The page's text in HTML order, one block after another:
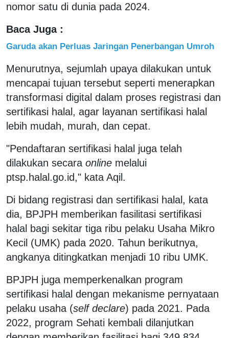
nomor satu di dunia pada 2024.
Baca Juga :
Garuda akan Perluas Jaringan Penerbangan Umroh
Menurutnya, sejumlah upaya dilakukan untuk
mencapai tujuan tersebut seperti menerapkan
transformasi digital dalam proses registrasi dan
sertifikasi halal, agar layanan sertifikasi halal
lebih mudah, murah, dan cepat.
"Pendaftaran sertifikasi halal juga telah
dilakukan secara online melalui
ptsp.halal.go.id," kata Aqil.
Di bidang registrasi dan sertifikasi halal, kata
dia, BPJPH memberikan fasilitasi sertifikasi
halal bagi sekitar tiga ribu pelaku Usaha Mikro
Kecil (UMK) pada 2020. Tahun berikutnya,
angkanya ditingkatkan menjadi 10 ribu UMK.
BPJPH juga memperkenalkan program
sertifikasi halal dengan mekanisme pernyataan
pelaku usaha (self declare) pada 2021. Pada
2022, program Sehati kembali dilanjutkan